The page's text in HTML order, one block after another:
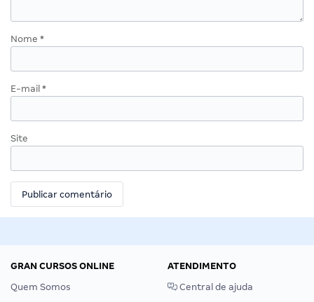
Nome *
E-mail *
Site
GRAN CURSOS ONLINE
Quem Somos
ATENDIMENTO
Central de ajuda